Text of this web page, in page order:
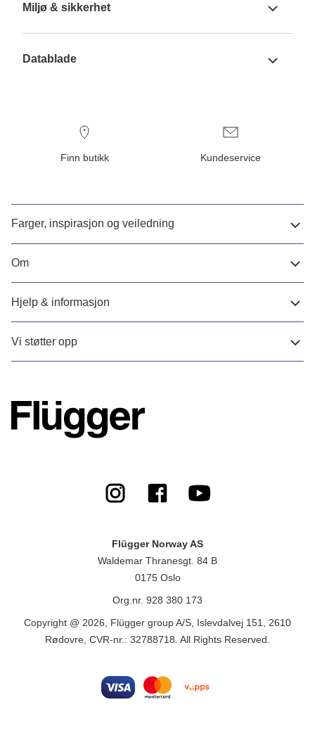
Miljø & sikkerhet
Datablade
Finn butikk Kundeservice
Farger, inspirasjon og veiledning
Om
Hjelp & informasjon
Vi støtter opp
Flügger Norway AS
Waldemar Thranesgt. 84 B
0175 Oslo
Org.nr. 928 380 173
Copyright @ 2026, Flügger group A/S, Islevdalvej 151, 2610
Rødovre, CVR-nr.: 32788718. All Rights Reserved.